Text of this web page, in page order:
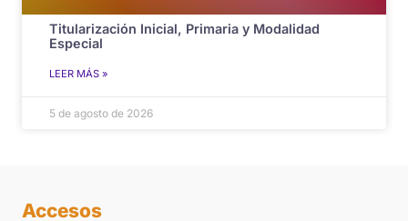
Titularización Inicial, Primaria y Modalidad
Especial
LEER MÁS »
5 de agosto de 2026
Accesos